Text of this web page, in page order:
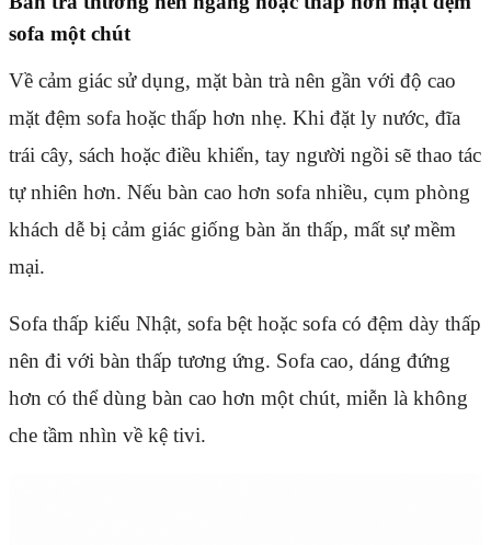
sofa một chút
Về cảm giác sử dụng, mặt bàn trà nên gần với độ cao
mặt đệm sofa hoặc thấp hơn nhẹ. Khi đặt ly nước, đĩa
trái cây, sách hoặc điều khiển, tay người ngồi sẽ thao tác
tự nhiên hơn. Nếu bàn cao hơn sofa nhiều, cụm phòng
khách dễ bị cảm giác giống bàn ăn thấp, mất sự mềm
mại.
Sofa thấp kiểu Nhật, sofa bệt hoặc sofa có đệm dày thấp
nên đi với bàn thấp tương ứng. Sofa cao, dáng đứng
hơn có thể dùng bàn cao hơn một chút, miễn là không
che tầm nhìn về kệ tivi.